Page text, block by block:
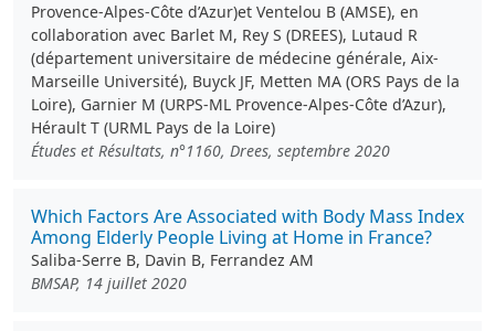
Provence-Alpes-Côte d’Azur)et Ventelou B (AMSE), en
collaboration avec Barlet M, Rey S (DREES), Lutaud R
(département universitaire de médecine générale, Aix-
Marseille Université), Buyck JF, Metten MA (ORS Pays de la
Loire), Garnier M (URPS-ML Provence-Alpes-Côte d’Azur),
Hérault T (URML Pays de la Loire)
Études et Résultats, n°1160, Drees, septembre 2020
Which Factors Are Associated with Body Mass Index
Among Elderly People Living at Home in France?
Saliba-Serre B, Davin B, Ferrandez AM
BMSAP, 14 juillet 2020